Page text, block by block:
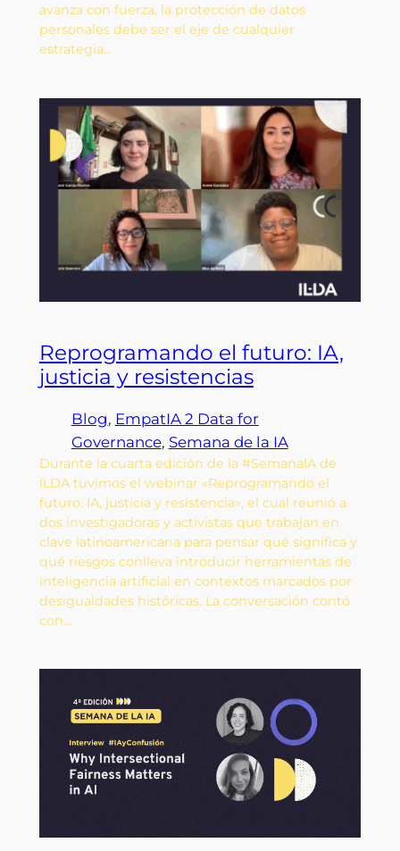
avanza con fuerza, la protección de datos
personales debe ser el eje de cualquier
estrategia…
Reprogramando el futuro: IA,
justicia y resistencias
Blog, EmpatIA 2 Data for
Governance, Semana de la IA
Durante la cuarta edición de la #SemanaIA de
ILDA tuvimos el webinar «Reprogramando el
futuro: IA, justicia y resistencia», el cual reunió a
dos investigadoras y activistas que trabajan en
clave latinoamericana para pensar qué significa y
qué riesgos conlleva introducir herramientas de
inteligencia artificial en contextos marcados por
desigualdades históricas. La conversación contó
con…